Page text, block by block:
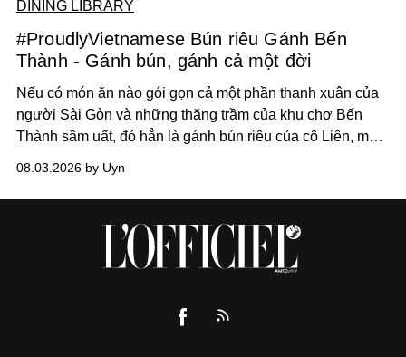
DINING LIBRARY
#ProudlyVietnamese Bún riêu Gánh Bến
Thành - Gánh bún, gánh cả một đời
Nếu có món ăn nào gói gọn cả một phần thanh xuân của
người Sài Gòn và những thăng trầm của khu chợ Bến
Thành sầm uất, đó hẳn là gánh bún riêu của cô Liên, mà
08.03.2026 by Uyn